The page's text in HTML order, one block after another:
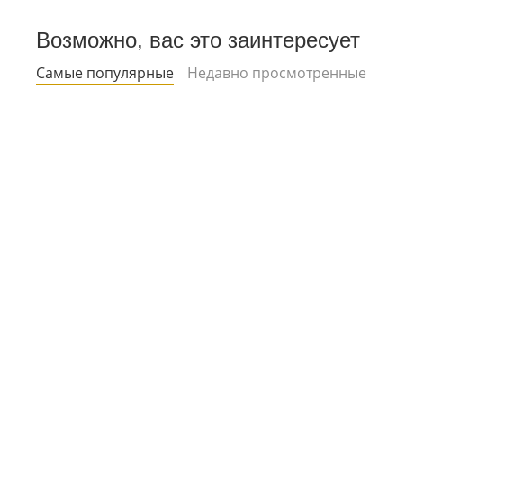
Возможно, вас это заинтересует
Самые популярные Недавно просмотренные